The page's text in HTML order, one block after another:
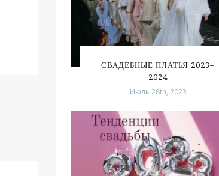
СВАДЕБНЫЕ ПЛАТЬЯ 2023–
2024
Июль 28th, 2023